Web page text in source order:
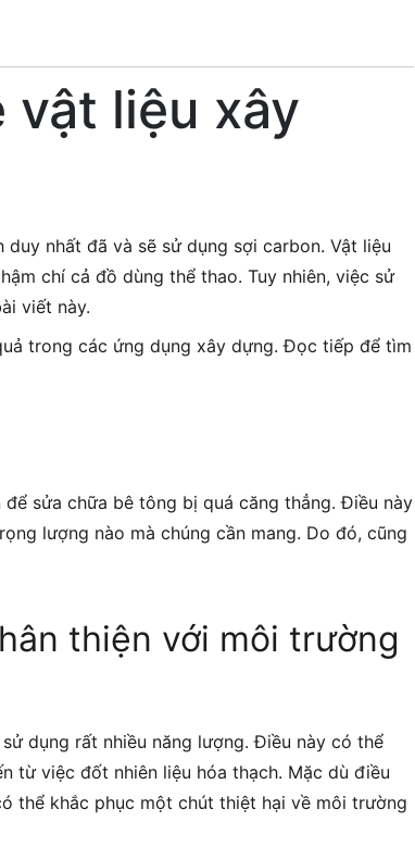
vật liệu xây
nhất đã và sẽ sử dụng sợi carbon. Vật liệu
chí cả đồ dùng thể thao. Tuy nhiên, việc sử
viết này.
trong các ứng dụng xây dựng. Đọc tiếp để tìm
sửa chữa bê tông bị quá căng thẳng. Điều này
lượng nào mà chúng cần mang. Do đó, cũng
thiện với môi trường
dụng rất nhiều năng lượng. Điều này có thể
từ việc đốt nhiên liệu hóa thạch. Mặc dù điều
thể khắc phục một chút thiệt hại về môi trường